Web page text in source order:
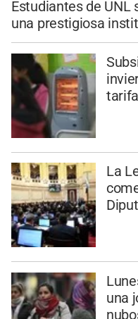
Estudiantes de UNL
una prestigiosa
La
una